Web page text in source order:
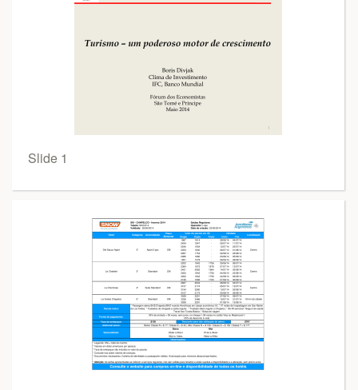
Slide 1